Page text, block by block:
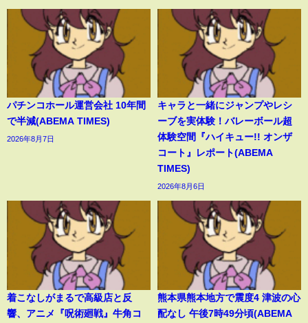
パチンコホール運営会社 10年間
で半減(ABEMA TIMES)
2026年8月7日
キャラと一緒にジャンプやレシ
ーブを実体験！バレーボール超
体験空間『ハイキュー!! オンザ
コート』レポート(ABEMA
TIMES)
2026年8月6日
着こなしがまるで高級店と反
響、アニメ『呪術廻戦』牛角コ
熊本県熊本地方で震度4 津波の心
配なし 午後7時49分頃(ABEMA